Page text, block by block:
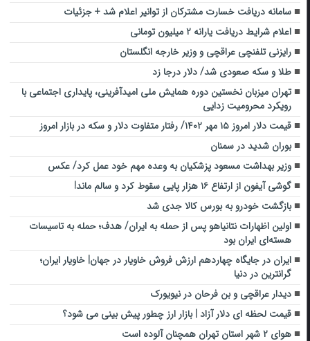
سامانه دریافت خسارت مشترکان از توانیر اعلام شد + جزئیات
اعلام شرایط دریافت یارانه ۲ میلیون تومانی
رایزنی تلفنچی عراقچی و وزیر خارجه انگلستان
طلا و سکه صعودی شد/ دلار درجا زد
تهران میزبان نخستین دوره همایش ملی امیدآفرینی، پایداری اجتماعی با
رویکرد محرومیت زدایی
قیمت دلار امروز ۱۵ مهر ۱۴۰۲/ رفتار متفاوت دلار و سکه در بازار امروز
بوران شدید در سمنان
وزیر بهداشت مسعود پزشکیان به وعده مهم خود عمل کرد/ عکس
گوشی آیفون از ارتفاع ۱۶ هزار پایی سقوط کرد و سالم ماند!
بازگشت خودرو به بورس کالا جدی شد
اولین اظهارات نتانیاهو پس از حمله به ایران/ هدف؛ حمله به تاسیسات
هسته‌ای ایران بود
ایران در جایگاه چهاردهم ارزش فروش خاویار در جهان| خاویار ایران؛
گرانترین در دنیا
دیدار عراقچی و بن فرحان در نیویورک
قیمت لحظه ای دلار آزاد | بازار ارز چطور پیش بینی می شود؟
هوای ۲ شهر استان تهران همچنان آلوده است